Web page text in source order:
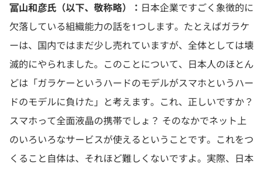
冨山和彦氏（以下、敬称略）： 日本企業ですごく象徴的に
欠落している組織能力の話を1つします。たとえばガラケ
ーは、国内ではまだ少し売れていますが、全体としては壊
滅的にやられました。このことについて、日本人のほとん
どは「ガラケーというハードのモデルがスマホというハー
ドのモデルに負けた」と考えます。これ、正しいですか？
スマホって全面液晶の携帯でしょ？ そのなかでネット上
のいろいろなサービスが使えるということです。これをつ
くること自体は、それほど難しくないですよ。実際、日本